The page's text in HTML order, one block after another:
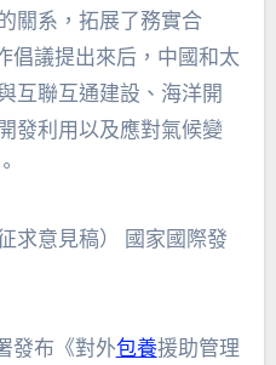
關系，拓展了務實合
倡議提出來后，中國和太
互聯互通建設、海洋開
發利用以及應對氣候變
求意見稿） 國家國際發
發布《對外包養援助管理